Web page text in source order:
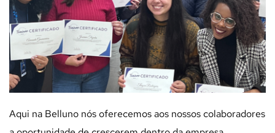
Aqui na Belluno nós oferecemos aos nossos colaboradores